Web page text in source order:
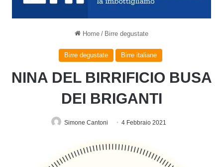
Home / Birre degustate
Birre degustate Birre italiane
NINA DEL BIRRIFICIO BUSA
DEI BRIGANTI
Simone Cantoni 4 Febbraio 2021